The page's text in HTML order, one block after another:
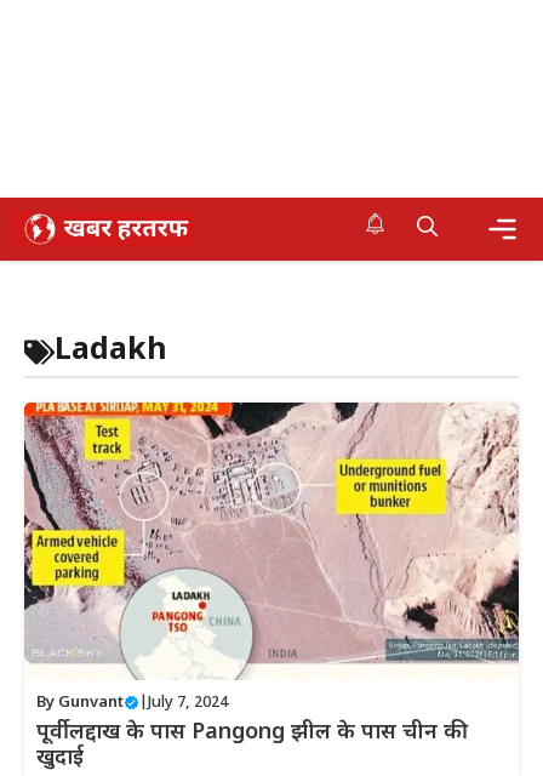
Skip
Ladakh
By Gunvant July 7, 2024
पूर्वी लद्दाख के पास Pangong झील के पास चीन की
खुदाई